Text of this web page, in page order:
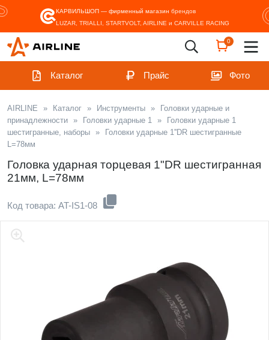
КАРВИЛЬШОП — фирменный магазин брендов
LUZAR, TRIALLI, STARTVOLT, AIRLINE и CARVILLE RACING
0
Каталог Прайс Фото
AIRLINE » Каталог » Инструменты »
Головки ударные и
принадлежности » Головки ударные 1 »
Головки ударные 1
шестигранные, наборы »
Головки ударные 1''DR шестигранные
L=78мм
Головка ударная торцевая 1"DR шестигранная
21мм, L=78мм
Код товара: AT-IS1-08